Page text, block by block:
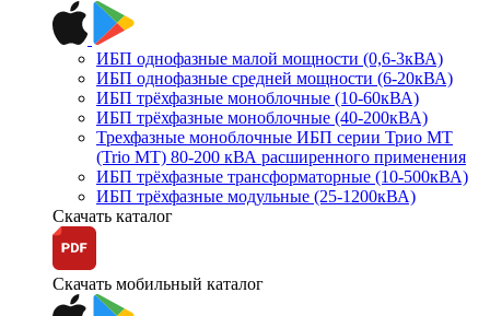
ИБП однофазные малой мощности (0,6-3кВА)
ИБП однофазные средней мощности (6-20кВА)
ИБП трёхфазные моноблочные (10-60кВА)
ИБП трёхфазные моноблочные (40-200кВА)
Трехфазные моноблочные ИБП серии Трио МТ
(Trio MT) 80-200 кВА расширенного применения
ИБП трёхфазные трансформаторные (10-500кВА)
ИБП трёхфазные модульные (25-1200кВА)
Скачать каталог
Скачать мобильный каталог